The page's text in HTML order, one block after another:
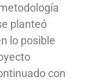
planteó
lo posible
con